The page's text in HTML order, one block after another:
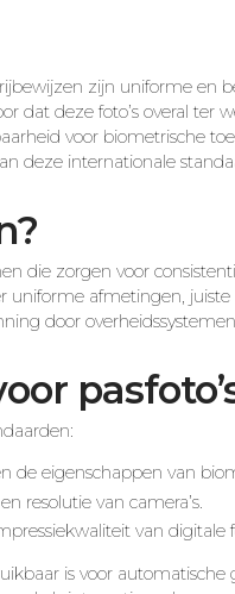
zijn uniforme en
dat deze foto’s overal ter
voor biometrische
deze internationale
die zorgen voor
uniforme afmetingen,
door
de eigenschappen van
resolutie van camera’s.
van digitale
is voor automatische